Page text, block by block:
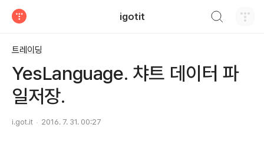
igotit
트레이딩
YesLanguage. 챠트 데이터 파
일저장.
i.got.it 2016. 7. 31. 00:27